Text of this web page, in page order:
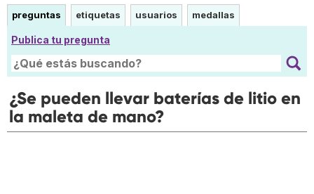
preguntas etiquetas usuarios medallas
Publica tu pregunta
¿Se pueden llevar baterías de litio en
la maleta de mano?